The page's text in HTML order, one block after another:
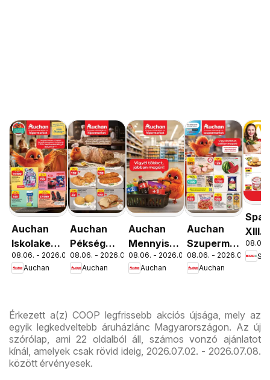
Auchan
Iskolakezdés
ajánlatok
08.06. - 2026.08.19.
Auchan
Auchan
Pékség
ajánlataink
08.06. - 2026.08.12.
Auchan
Auchan
Mennyiségi
kedvezmény
ajánlataink
08.06. - 2026.08.19.
Auchan
Auchan
Szupermarket
akciós
újság
08.06. - 2026.08.12.
Auchan
Spar
XIII.
út
08.06.
Érkezett a(z) COOP legfrissebb akciós újsága, mely az
egyik legkedveltebb áruházlánc Magyarországon. Az új
szórólap, ami 22 oldalból áll, számos vonzó ajánlatot
kínál, amelyek csak rövid ideig, 2026.07.02. - 2026.07.08.
között érvényesek.